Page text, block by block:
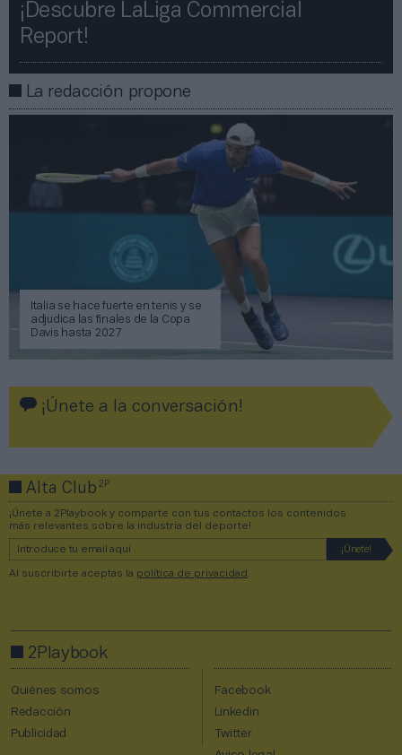
¡Descubre LaLiga Commercial
Report!​​
La redacción propone
Italia se hace fuerte en tenis y se
adjudica las finales de la Copa
Davis hasta 2027
¡Únete a la conversación!
Alta Club2P
¡Únete a 2Playbook y comparte con tus contactos los contenidos
más relevantes sobre la industria del deporte!
Al suscribirte aceptas la política de privacidad
2Playbook
Quiénes somos
Redacción
Publicidad
Facebook
Linkedin
Twitter